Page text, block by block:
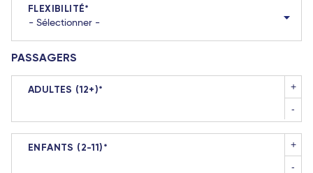
FLEXIBILITÉ
PASSAGERS
ADULTES (12+)
+
-
ENFANTS (2-11)
+
-